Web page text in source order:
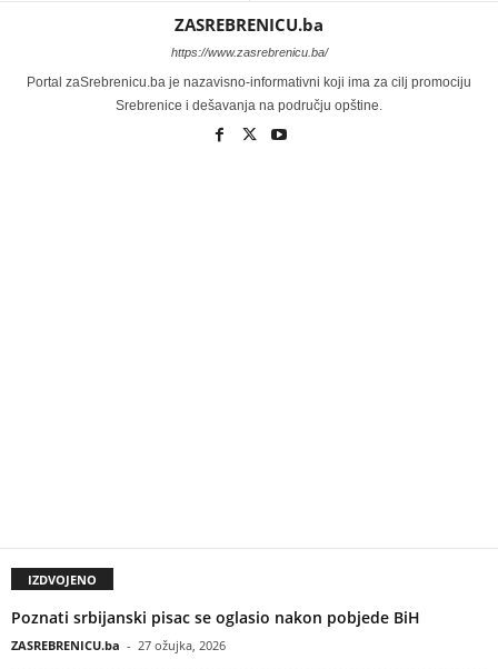
ZASREBRENICU.ba
https://www.zasrebrenicu.ba/
Portal zaSrebrenicu.ba je nazavisno-informativni koji ima za cilj promociju
Srebrenice i dešavanja na području opštine.
IZDVOJENO
Poznati srbijanski pisac se oglasio nakon pobjede BiH
ZASREBRENICU.ba - 27 ožujka, 2026